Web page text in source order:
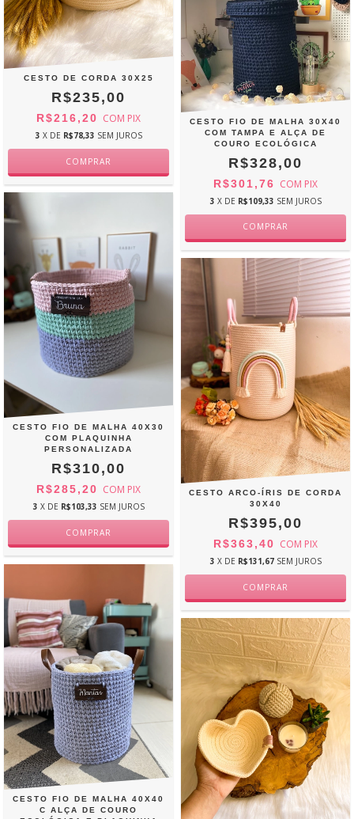
CESTO DE CORDA 30X25
R$235,00
R$216,20 COM PIX
3 X DE R$78,33 SEM JUROS
CESTO FIO DE MALHA 40X30
COM PLAQUINHA
PERSONALIZADA
R$310,00
R$285,20 COM PIX
3 X DE R$103,33 SEM JUROS
CESTO FIO DE MALHA 30X40
COM TAMPA E ALÇA DE
COURO ECOLÓGICA
R$328,00
R$301,76 COM PIX
3 X DE R$109,33 SEM JUROS
CESTO FIO DE MALHA 40X40
C ALÇA DE COURO
CESTO ARCO-ÍRIS DE CORDA
30X40
R$395,00
R$363,40 COM PIX
3 X DE R$131,67 SEM JUROS